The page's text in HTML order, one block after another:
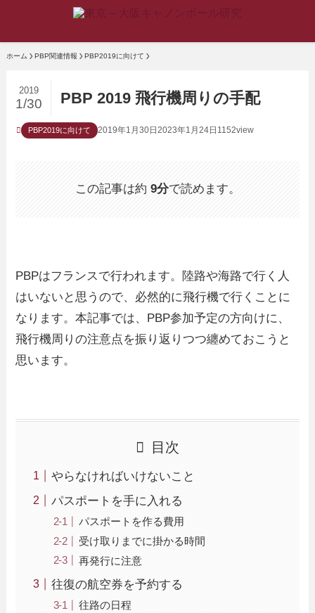
ホーム PBP関連情報 PBP2019に向けて
PBP 2019 飛行機周りの手配
2019
1/30
PBP2019に向けて 2019年1月30日 2023年1月24日 1152view
この記事は約 9分で読めます。
PBPはフランスで行われます。陸路や海路で行く人
はいないと思うので、必然的に飛行機で行くことに
なります。本記事では、PBP参加予定の方向けに、
飛行機周りの注意点を振り返りつつ纏めておこうと
思います。
目次
やらなければいけないこと
パスポートを手に入れる
パスポートを作る費用
受け取りまでに掛かる時間
再発行に注意
往復の航空券を予約する
往路の日程